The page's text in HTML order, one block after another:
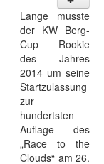
Lange musste
der KW Berg-
Cup Rookie
des Jahres
2014 um seine
Startzulassung
zur
hundertsten
Auflage des
„Race to the
Clouds“ am 26.